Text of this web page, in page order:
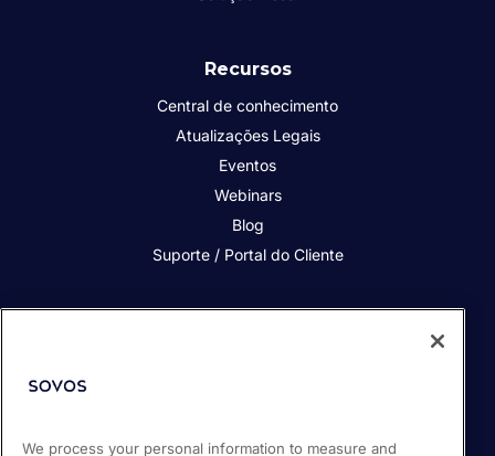
Recursos
Central de conhecimento
Atualizações Legais
Eventos
Webinars
Blog
Suporte / Portal do Cliente
We process your personal information to measure and